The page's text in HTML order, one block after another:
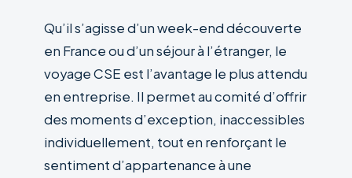
Qu’il s’agisse d’un week-end découverte
en France ou d’un séjour à l’étranger, le
voyage CSE est l’avantage le plus attendu
en entreprise. Il permet au comité d’offrir
des moments d’exception, inaccessibles
individuellement, tout en renforçant le
sentiment d’appartenance à une